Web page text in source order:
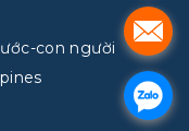
con người
.
.